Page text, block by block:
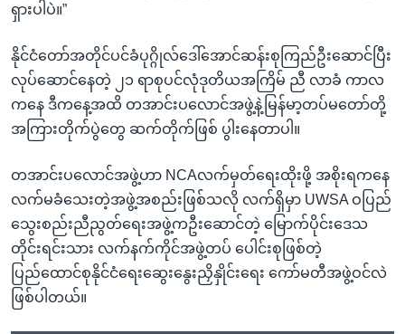
ရှားပါပဲ။”
နိုင်ငံတော်အတိုင်ပင်ခံပုဂ္ဂိုလ်ဒေါ်အောင်ဆန်းစုကြည်ဦးဆောင်ပြီး
လုပ်ဆောင်နေတဲ့ ၂၁ ရာစုပင်လုံဒုတိယအကြိမ် ညီ လာခံ ကာလ
ကနေ ဒီကနေ့အထိ တအာင်းပလောင်အဖွဲ့နဲ့မြန်မာ့တပ်မတော်တို့
အကြားတိုက်ပွဲတွေ ဆက်တိုက်ဖြစ် ပွါးနေတာပါ။
တအာင်းပလောင်အဖွဲ့ဟာ NCAလက်မှတ်ရေးထိုးဖို့ အစိုးရကနေ
လက်မခံသေးတဲ့အဖွဲ့အစည်းဖြစ်သလို လက်ရှိမှာ UWSA ဝပြည်
သွေးစည်းညီညွတ်ရေးအဖွဲ့ကဦးဆောင်တဲ့ မြောက်ပိုင်းဒေသ
တိုင်းရင်းသား လက်နက်ကိုင်အဖွဲ့တပ် ပေါင်းစုဖြစ်တဲ့
ပြည်ထောင်စုနိုင်ငံရေးဆွေးနွေးညှိနှိုင်းရေး ကော်မတီအဖွဲ့ဝင်လဲ
ဖြစ်ပါတယ်။